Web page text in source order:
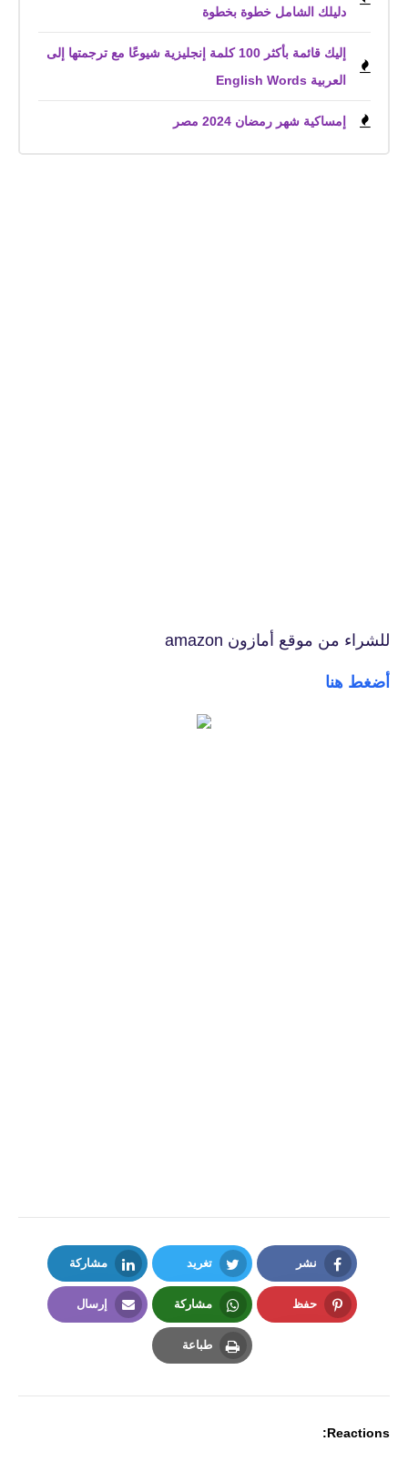
دليلك الشامل خطوة بخطوة
إليك قائمة بأكثر 100 كلمة إنجليزية شيوعًا مع ترجمتها إلى
العربية English Words
إمساكية شهر رمضان 2024 مصر
للشراء من موقع أمازون amazon
أضغط هنا
نشر
Facebook
تغريد
Twitter
مشاركة
LinkedIn
حفظ مشاركة
Whatsapp
إرسال
طباعة
Reactions: